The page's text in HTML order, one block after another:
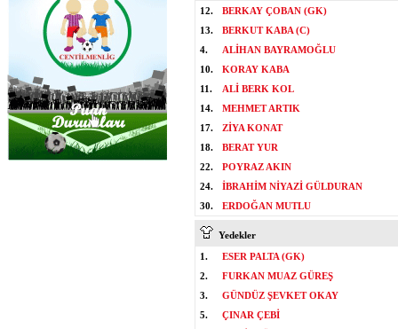
12.
BERKAY ÇOBAN (GK)
13.
BERKUT KABA (C)
4.
ALİHAN BAYRAMOĞLU
10.
KORAY KABA
11.
ALİ BERK KOL
14.
MEHMET ARTIK
17.
ZİYA KONAT
18.
BERAT YUR
22.
POYRAZ AKIN
24.
İBRAHİM NİYAZİ GÜLDURAN
30.
ERDOĞAN MUTLU
Yedekler
1.
ESER PALTA (GK)
2.
FURKAN MUAZ GÜREŞ
3.
GÜNDÜZ ŞEVKET OKAY
5.
ÇINAR ÇEBİ